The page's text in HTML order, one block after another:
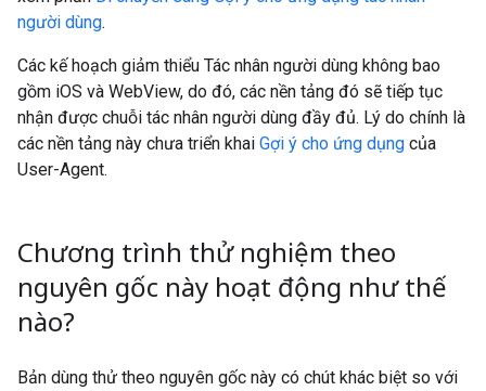
người dùng.
Các kế hoạch giảm thiểu Tác nhân người dùng không bao
gồm iOS và WebView, do đó, các nền tảng đó sẽ tiếp tục
nhận được chuỗi tác nhân người dùng đầy đủ. Lý do chính là
các nền tảng này chưa triển khai Gợi ý cho ứng dụng của
User-Agent.
Chương trình thử nghiệm theo
nguyên gốc này hoạt động như thế
nào?
Bản dùng thử theo nguyên gốc này có chút khác biệt so với